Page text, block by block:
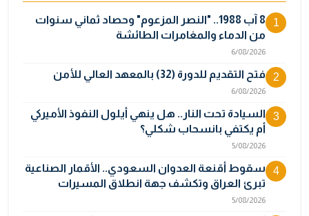
1
8 آب 1988.. "النصر المزعوم" وحصاد ثماني سنوات
من الدماء والمغامرات الطائشة
6/08/2026
2 فتح التقديم للدورة (32) بالمعهد العالي للأمن
6/08/2026
3
السيادة تحت النار.. هل ينهي أيلول النفوذ الأميركي
أم يكتفي بانسحاب شكلي؟
5/08/2026
4
سقوط أقنعة العدوان السعودي.. الأقمار الصناعية
تبرئ العراق وتكشف جهة انطلاق المسيرات
5/08/2026